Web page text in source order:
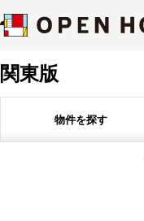
関東版
物件を探す